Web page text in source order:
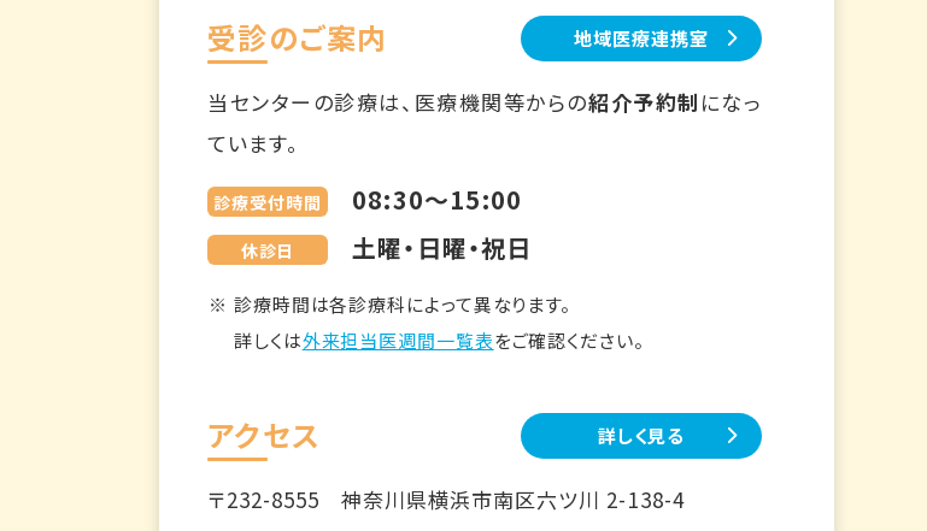
受診のご案内 地域医療連携室
当センターの診療は、医療機関等からの紹介予約制 になっ
ています。
診療受付時間 08:30～15:00
休診日 土曜・日曜・祝日
診療時間は各診療科によって異なります。
詳しくは外来担当医週間一覧表をご確認ください。
アクセス 詳しく見る
〒232-8555神奈川県横浜市南区六ツ川 2-138-4